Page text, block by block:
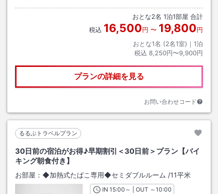
おとな2名 1泊1部屋 合計
税込 16,500円 〜 19,800円
おとな1名 (2名1室)｜ 1泊
税込 8,250円〜9,900円
プランの詳細を見る
お問い合わせコード
るるぶトラベルプラン
30日前の宿泊がお得♪早期割引＜30日前＞プラン【バイ
キング朝食付き】
お部屋： ◆加熱式たばこ専用◆セミダブルルーム /11平米
INチェックイン
15:00 ～ | OUT チェックアウト
～10:00